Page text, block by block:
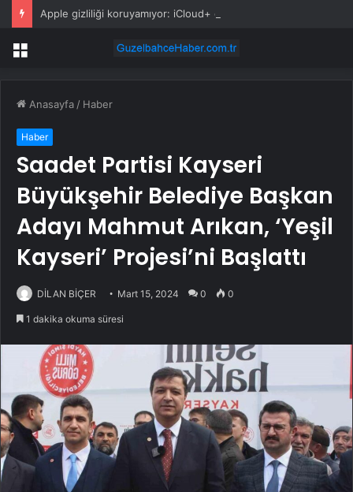
Apple gizliliği koruyamıyor: iCloud+ özelliğinde yeni açık!
Menü
Anasayfa / Haber
Haber
Saadet Partisi Kayseri
Büyükşehir Belediye Başkan
Adayı Mahmut Arıkan, ‘Yeşil
Kayseri’ Projesi’ni Başlattı
DİLAN BİÇER Mart 15, 2024 0 0
1 dakika okuma süresi